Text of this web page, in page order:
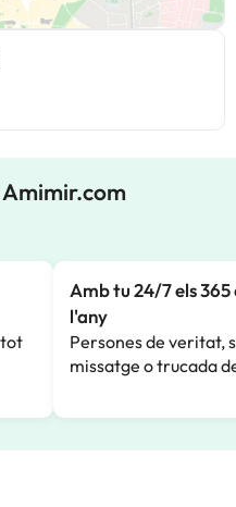
Amb tu 24/7 els 365
l'any
Persones de veritat,
missatge o trucada